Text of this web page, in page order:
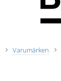
Varumärken